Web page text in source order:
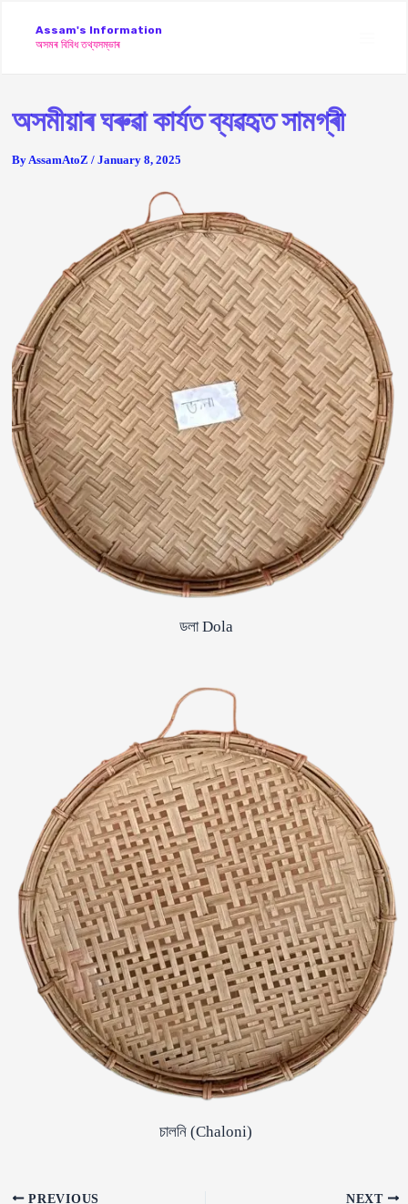
Assam's Information
অসমৰ বিবিধ তথ্যসম্ভাৰ
অসমীয়াৰ ঘৰুৱা কাৰ্যত ব্যৱহৃত সামগ্ৰী
By AssamAtoZ/January 8, 2025
ডলা Dola
চালনি (Chaloni)
PostPREVIOUS NEXT